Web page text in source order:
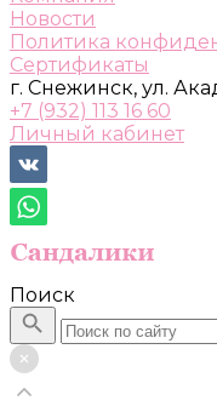
Новости
Политика
Сертификаты
г. Снежинск, ул.
+7 (932) 113 16 60
Личный кабинет
Поиск